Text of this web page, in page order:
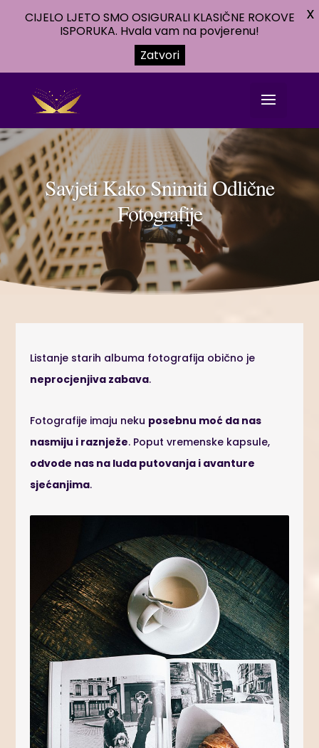
Savjeti Kako Snimiti Odlične
Fotografije
Listanje starih albuma fotografija obično je
neprocjenjiva zabava.
Fotografije imaju neku posebnu moć da nas
nasmiju i raznježe. Poput vremenske kapsule,
odvode nas na luda putovanja i avanture
sjećanjima.
CIJELO LJETO SMO OSIGURALI KLASIČNE ROKOVE
ISPORUKA. Hvala vam na povjerenu!
Zatvori
X